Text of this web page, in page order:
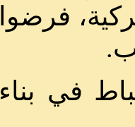
فرضوا
في بناء